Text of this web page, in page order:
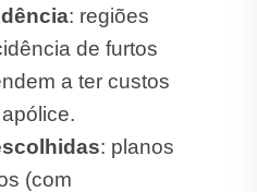
: regiões
de furtos
a ter custos
: planos
(com